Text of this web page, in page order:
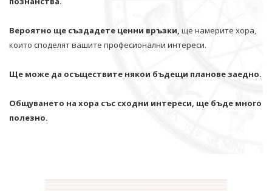
Вероятно ще създадете ценни връзки, ще намерите хора,
които споделят вашите професионални интереси.
Ще може да осъществите някои бъдещи планове заедно.
Общуването на хора със сходни интереси, ще бъде много
полезно.